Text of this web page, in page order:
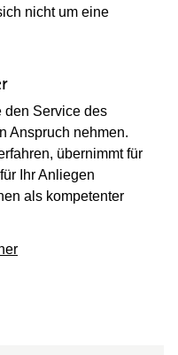
nicht um eine
den Service des
Anspruch nehmen.
übernimmt für
Ihr Anliegen
als kompetenter